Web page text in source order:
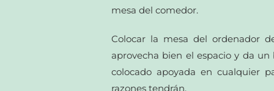
mesa del comedor.
Colocar la mesa del ordenador
aprovecha bien el espacio y da
colocado apoyada en cualquier
razones tendrán.